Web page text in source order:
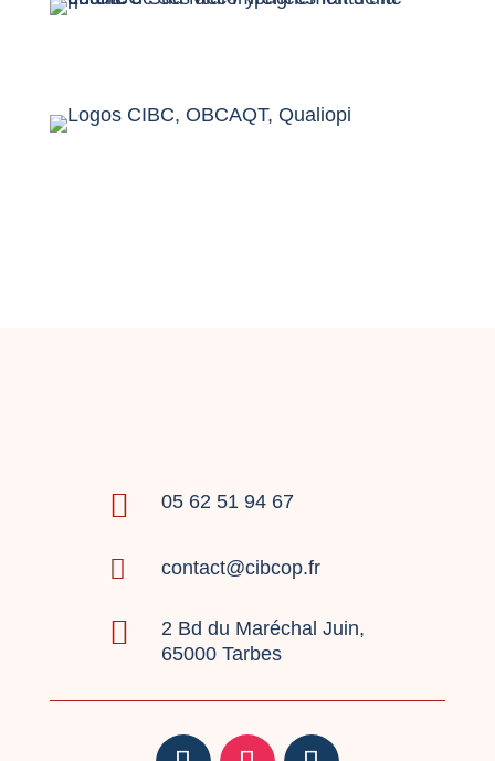
 05 62 51 94 67
 contact@cibcop.fr

2 Bd du Maréchal Juin,
65000 Tarbes